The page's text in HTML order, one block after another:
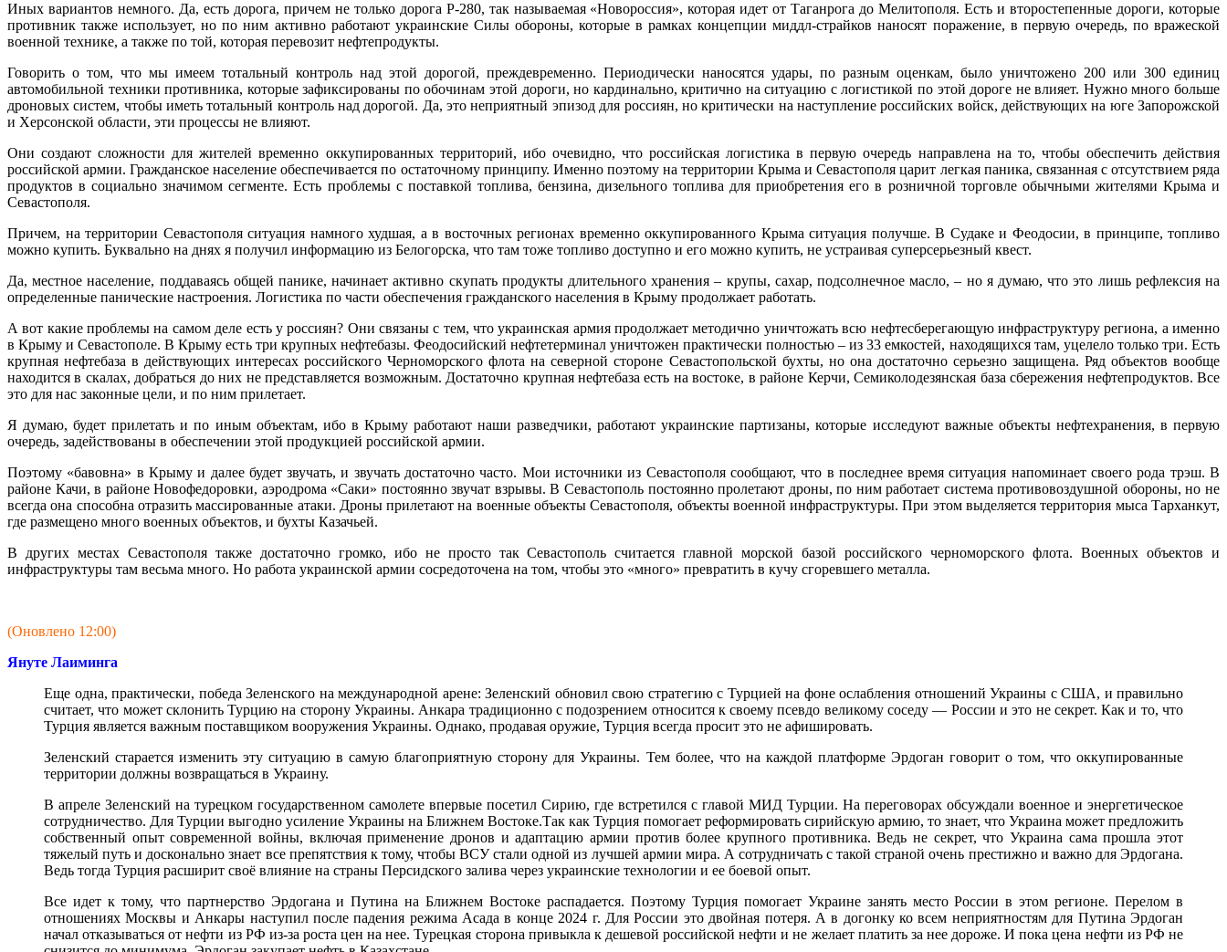
Иных вариантов немного. Да, есть дорога, причем не только дорога Р-280, так называемая «Новороссия», которая идет от Таганрога до Мелитополя. Есть и второстепенные дороги, которые
противник также использует, но по ним активно работают украинские Силы обороны, которые в рамках концепции миддл-страйков наносят поражение, в первую очередь, по вражеской
военной технике, а также по той, которая перевозит нефтепродукты.
Говорить о том, что мы имеем тотальный контроль над этой дорогой, преждевременно. Периодически наносятся удары, по разным оценкам, было уничтожено 200 или 300 единиц
автомобильной техники противника, которые зафиксированы по обочинам этой дороги, но кардинально, критично на ситуацию с логистикой по этой дороге не влияет. Нужно много больше
дроновых систем, чтобы иметь тотальный контроль над дорогой. Да, это неприятный эпизод для россиян, но критически на наступление российских войск, действующих на юге Запорожской
и Херсонской области, эти процессы не влияют.
Они создают сложности для жителей временно оккупированных территорий, ибо очевидно, что российская логистика в первую очередь направлена на то, чтобы обеспечить действия
российской армии. Гражданское население обеспечивается по остаточному принципу. Именно поэтому на территории Крыма и Севастополя царит легкая паника, связанная с отсутствием ряда
продуктов в социально значимом сегменте. Есть проблемы с поставкой топлива, бензина, дизельного топлива для приобретения его в розничной торговле обычными жителями Крыма и
Севастополя.
Причем, на территории Севастополя ситуация намного худшая, а в восточных регионах временно оккупированного Крыма ситуация получше. В Судаке и Феодосии, в принципе, топливо
можно купить. Буквально на днях я получил информацию из Белогорска, что там тоже топливо доступно и его можно купить, не устраивая суперсерьезный квест.
Да, местное население, поддаваясь общей панике, начинает активно скупать продукты длительного хранения – крупы, сахар, подсолнечное масло, – но я думаю, что это лишь рефлексия на
определенные панические настроения. Логистика по части обеспечения гражданского населения в Крыму продолжает работать.
А вот какие проблемы на самом деле есть у россиян? Они связаны с тем, что украинская армия продолжает методично уничтожать всю нефтесберегающую инфраструктуру региона, а именно
в Крыму и Севастополе. В Крыму есть три крупных нефтебазы. Феодосийский нефтетерминал уничтожен практически полностью – из 33 емкостей, находящихся там, уцелело только три. Есть
крупная нефтебаза в действующих интересах российского Черноморского флота на северной стороне Севастопольской бухты, но она достаточно серьезно защищена. Ряд объектов вообще
находится в скалах, добраться до них не представляется возможным. Достаточно крупная нефтебаза есть на востоке, в районе Керчи, Семиколодезянская база сбережения нефтепродуктов. Все
это для нас законные цели, и по ним прилетает.
Я думаю, будет прилетать и по иным объектам, ибо в Крыму работают наши разведчики, работают украинские партизаны, которые исследуют важные объекты нефтехранения, в первую
очередь, задействованы в обеспечении этой продукцией российской армии.
Поэтому «бавовна» в Крыму и далее будет звучать, и звучать достаточно часто. Мои источники из Севастополя сообщают, что в последнее время ситуация напоминает своего рода трэш. В
районе Качи, в районе Новофедоровки, аэродрома «Саки» постоянно звучат взрывы. В Севастополь постоянно пролетают дроны, по ним работает система противовоздушной обороны, но не
всегда она способна отразить массированные атаки. Дроны прилетают на военные объекты Севастополя, объекты военной инфраструктуры. При этом выделяется территория мыса Тарханкут,
где размещено много военных объектов, и бухты Казачьей.
В других местах Севастополя также достаточно громко, ибо не просто так Севастополь считается главной морской базой российского черноморского флота. Военных объектов и
инфраструктуры там весьма много. Но работа украинской армии сосредоточена на том, чтобы это «много» превратить в кучу сгоревшего металла.
(Оновлено 12:00)
Януте Лаиминга
Еще одна, практически, победа Зеленского на международной арене: Зеленский обновил свою стратегию с Турцией на фоне ослабления отношений Украины с США, и правильно
считает, что может склонить Турцию на сторону Украины. Анкара традиционно с подозрением относится к своему псевдо великому соседу — России и это не секрет. Как и то, что
Турция является важным поставщиком вооружения Украины. Однако, продавая оружие, Турция всегда просит это не афишировать.
Зеленский старается изменить эту ситуацию в самую благоприятную сторону для Украины. Тем более, что на каждой платформе Эрдоган говорит о том, что оккупированные
территории должны возвращаться в Украину.
В апреле Зеленский на турецком государственном самолете впервые посетил Сирию, где встретился с главой МИД Турции. На переговорах обсуждали военное и энергетическое
сотрудничество. Для Турции выгодно усиление Украины на Ближнем Востоке.Так как Турция помогает реформировать сирийскую армию, то знает, что Украина может предложить
собственный опыт современной войны, включая применение дронов и адаптацию армии против более крупного противника. Ведь не секрет, что Украина сама прошла этот
тяжелый путь и досконально знает все препятствия к тому, чтобы ВСУ стали одной из лучшей армии мира. А сотрудничать с такой страной очень престижно и важно для Эрдогана.
Ведь тогда Турция расширит своё влияние на страны Персидского залива через украинские технологии и ее боевой опыт.
Все идет к тому, что партнерство Эрдогана и Путина на Ближнем Востоке распадается. Поэтому Турция помогает Украине занять место России в этом регионе. Перелом в
отношениях Москвы и Анкары наступил после падения режима Асада в конце 2024 г. Для России это двойная потеря. А в догонку ко всем неприятностям для Путина Эрдоган
начал отказываться от нефти из РФ из-за роста цен на нее. Турецкая сторона привыкла к дешевой российской нефти и не желает платить за нее дороже. И пока цена нефти из РФ не